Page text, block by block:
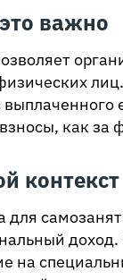
важно
как за
контекст
для
на